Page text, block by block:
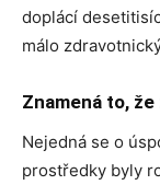
doplácí
málo
Znamená to,
Nejedná se o
prostředky byly